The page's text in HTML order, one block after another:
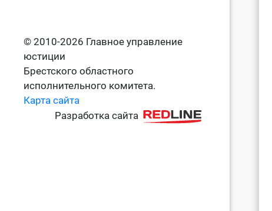
© 2010-2026 Главное управление
юстиции
Брестского областного
исполнительного комитета.
Карта сайта
Разработка сайта